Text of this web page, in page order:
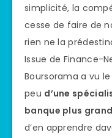
simplicité, la
cesse de faire de
rien ne la
Issue de Finance-
Boursorama a vu
peu d’une
banque plus
d’en apprendre